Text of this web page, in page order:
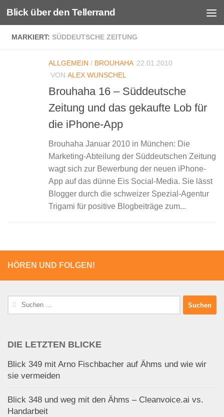
Unter dem Inhalt
Blick über den Tellerrand
MARKIERT: SÜDDEUTSCHE ZEITUNG
ALLGEMEIN / BROUHAHA 22.01.2010
VON ALEX WUNSCHEL
Brouhaha 16 – Süddeutsche
Zeitung und das gekaufte Lob für
die iPhone-App
Brouhaha Januar 2010 in München: Die
Marketing-Abteilung der Süddeutschen Zeitung
wagt sich zur Bewerbung der neuen iPhone-
App auf das dünne Eis Social-Media. Sie lässt
Blogger durch die schweizer Spezial-Agentur
Trigami für positive Blogbeiträge zum...
HÖREN UND FOLGEN!
Suchen
nach:
DIE LETZTEN BLICKE
Blick 349 mit Arno Fischbacher auf Ähms und wie wir
sie vermeiden
Blick 348 und weg mit den Ähms – Cleanvoice.ai vs.
Handarbeit